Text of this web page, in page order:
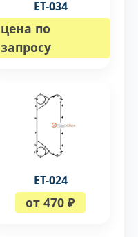
ЕТ-034
цена по
запросу
ЕТ-024
от 470 ₽